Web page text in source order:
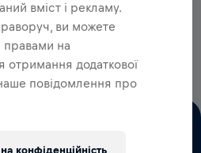
ВНЕСКІВ ЙДУТЬ
ТРАВМ
МОЗКУ
вміст і рекламу.
ви можете
правами на
отримання додаткової
повідомлення про
конфіденційність